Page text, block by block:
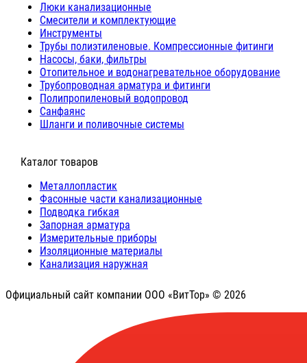
Люки канализационные
Cмесители и комплектующие
Инструменты
Трубы полиэтиленовые. Компрессионные фитинги
Насосы, баки, фильтры
Отопительное и водонагревательное оборудование
Трубопроводная арматура и фитинги
Полипропиленовый водопровод
Санфаянс
Шланги и поливочные системы
⠀Каталог товаров
Металлопластик
Фасонные части канализационные
Подводка гибкая
Запорная арматура
Измерительные приборы
Изоляционные материалы
Канализация наружная
Официальный сайт компании ООО «ВитТор» © 2026